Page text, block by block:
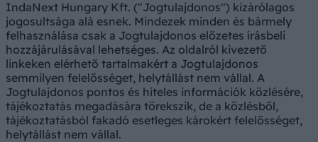
IndaNext Hungary Kft. ("Jogtulajdonos") kizárólagos
jogosultsága alá esnek. Mindezek minden és bármely
felhasználása csak a Jogtulajdonos előzetes írásbeli
hozzájárulásával lehetséges. Az oldalról kivezető
linkeken elérhető tartalmakért a Jogtulajdonos
semmilyen felelősséget, helytállást nem vállal. A
Jogtulajdonos pontos és hiteles információk közlésére,
tájékoztatás megadására törekszik, de a közlésből,
tájékoztatásból fakadó esetleges károkért felelősséget,
helytállást nem vállal.